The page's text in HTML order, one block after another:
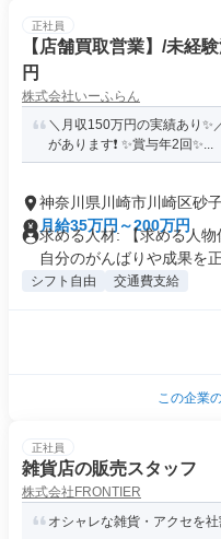
正社員
【店舗買取営業】/未経
円
株式会社いーふらん
＼月収150万円の実績あり✨
があります❗ ✨賞与年2回✨...
神奈川県川崎市川崎区砂
月給35万円～200万円
求める人材: 【求める人
自分のがんばりや成果を正
シフト自由 交通費支給
この企業
正社員
雑貨店の販売スタッフ
株式会社FRONTIER
オシャレな雑貨・アクセを